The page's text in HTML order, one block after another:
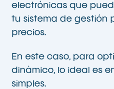
electrónicas que
tu sistema de gestión
precios.
En este caso, para
dinámico, lo ideal es
simples.